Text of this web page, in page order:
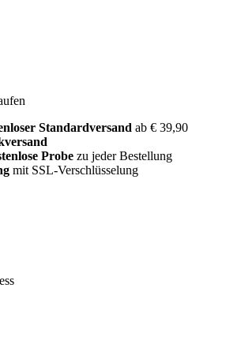
Standardversand ab € 39,90
Probe zu jeder Bestellung
mit SSL-Verschlüsselung